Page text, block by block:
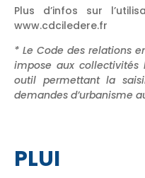
Plus d’infos sur
www.cdciledere.fr
* Le Code des relations
impose aux
outil permettant la
demandes d’urbanisme
PLUI